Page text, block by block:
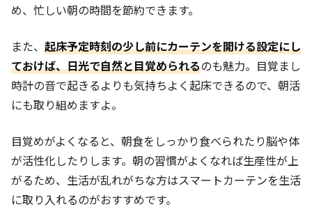
め、忙しい朝の時間を節約できます。
また、 起床予定時刻の少し前にカーテンを開ける設定にし
ておけば、日光で自然と目覚められるのも魅力。目覚まし
時計の音で起きるよりも気持ちよく起床できるので、朝活
にも取り組めますよ。
目覚めがよくなると、朝食をしっかり食べられたり脳や体
が活性化したりします。朝の習慣がよくなれば生産性が上
がるため、生活が乱れがちな方はスマートカーテンを生活
に取り入れるのがおすすめです。